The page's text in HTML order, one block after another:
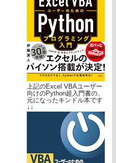
上記のExcel VBAユーザー
向けのPython超入門書の、
元になったキンドル本です
↓↓